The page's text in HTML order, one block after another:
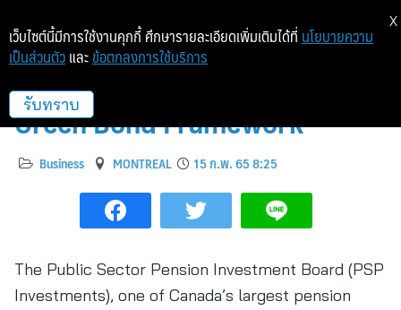
PSP Investments to Release
Green Bond Framework
Business MONTREAL 15 ก.พ. 65 8:25
The Public Sector Pension Investment Board (PSP
Investments), one of Canada’s largest pension
เว็บไซต์นี้มีการใช้งานคุกกี้ ศึกษารายละเอียดเพิ่มเติมได้ที่ นโยบายความ
เป็นส่วนตัว และ ข้อตกลงการใช้บริการ
รับทราบ
X